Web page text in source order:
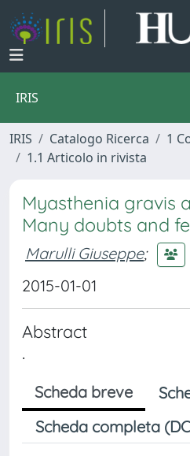
IRIS
IRIS Catalogo Ricerca
1
1.1 Articolo in rivista
Myasthenia gravis
Many doubts and
Marulli Giuseppe;
2015-01-01
Abstract
.
Scheda breve
Scheda completa